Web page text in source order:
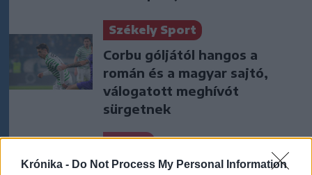
Krónika - Do Not Process My Personal Information
Székely Sport
Corbu góljától hangos a
román és a magyar sajtó,
válogatott meghívót
sürgetnek
Nőileg
Sándor Ella: Na, indíts, s